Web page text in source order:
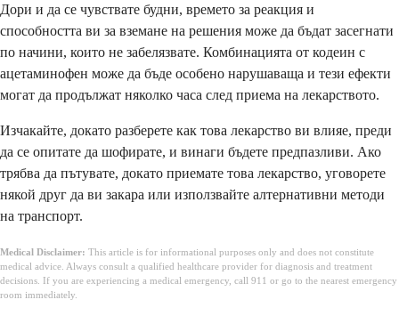
Дори и да се чувствате будни, времето за реакция и
способността ви за вземане на решения може да бъдат засегнати
по начини, които не забелязвате. Комбинацията от кодеин с
ацетаминофен може да бъде особено нарушаваща и тези ефекти
могат да продължат няколко часа след приема на лекарството.
Изчакайте, докато разберете как това лекарство ви влияе, преди
да се опитате да шофирате, и винаги бъдете предпазливи. Ако
трябва да пътувате, докато приемате това лекарство, уговорете
някой друг да ви закара или използвайте алтернативни методи
на транспорт.
Medical Disclaimer: This article is for informational purposes only and does not constitute
medical advice. Always consult a qualified healthcare provider for diagnosis and treatment
decisions. If you are experiencing a medical emergency, call 911 or go to the nearest emergency
room immediately.